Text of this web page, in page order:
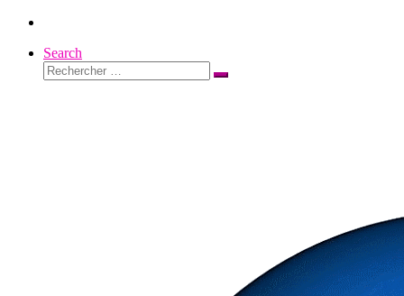
Passer
contenuSearch
Rechercher
Rechercher